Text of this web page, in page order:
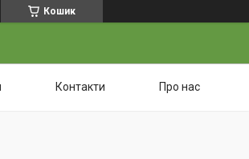
Кошик
Контакти Про нас